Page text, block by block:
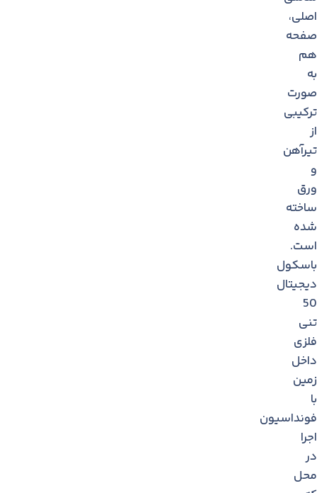
اصلی،
صفحه
هم
به
صورت
تركیبی
از
تیرآهن
و
ورق
ساخته
شده
است.
باسكول
دیجیتال
50
تنی
فلزی
داخل
زمین
با
فونداسیون
اجرا
در
محل